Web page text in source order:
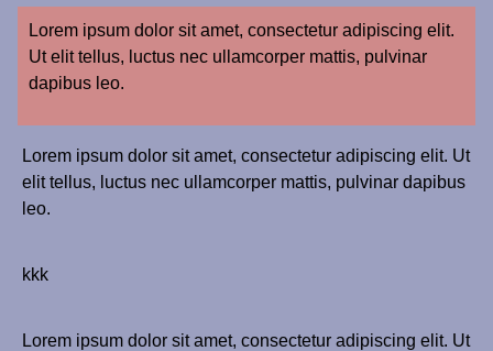
Lorem ipsum dolor sit amet, consectetur adipiscing elit.
Ut elit tellus, luctus nec ullamcorper mattis, pulvinar
dapibus leo.
Lorem ipsum dolor sit amet, consectetur adipiscing elit. Ut
elit tellus, luctus nec ullamcorper mattis, pulvinar dapibus
leo.
kkk
Lorem ipsum dolor sit amet, consectetur adipiscing elit. Ut